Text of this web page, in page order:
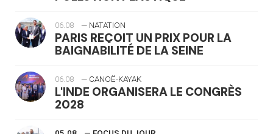
06.08 — NATATION
PARIS REÇOIT UN PRIX POUR LA
BAIGNABILITÉ DE LA SEINE
06.08 — CANOË-KAYAK
L'INDE ORGANISERA LE CONGRÈS
2028